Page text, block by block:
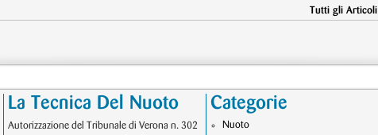
Tutti gli Articoli
La Tecnica Del Nuoto
Autorizzazione del Tribunale di Verona n. 302
Categorie
Nuoto